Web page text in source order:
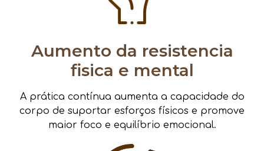
Aumento da resistencia
fisica e mental
A prática contínua aumenta a capacidade do
corpo de suportar esforços físicos e promove
maior foco e equilíbrio emocional.